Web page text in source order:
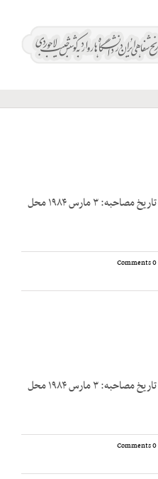
روایت‌کننده: آقای دکتر امیر پیشداد تاریخ مصاحبه: ۳ مارس ۱۹۸۴ محل
0 Comments
روایت‌کننده: آقای دکتر امیر پیشداد تاریخ مصاحبه: ۳ مارس ۱۹۸۴ محل
0 Comments